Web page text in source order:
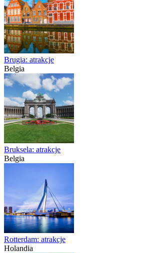
Brugia: atrakcje
Belgia
Bruksela: atrakcje
Belgia
Rotterdam: atrakcje
Holandia